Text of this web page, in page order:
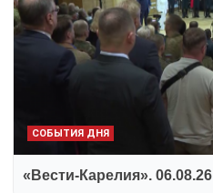
СОБЫТИЯ ДНЯ
«Вести-Карелия». 06.08.26